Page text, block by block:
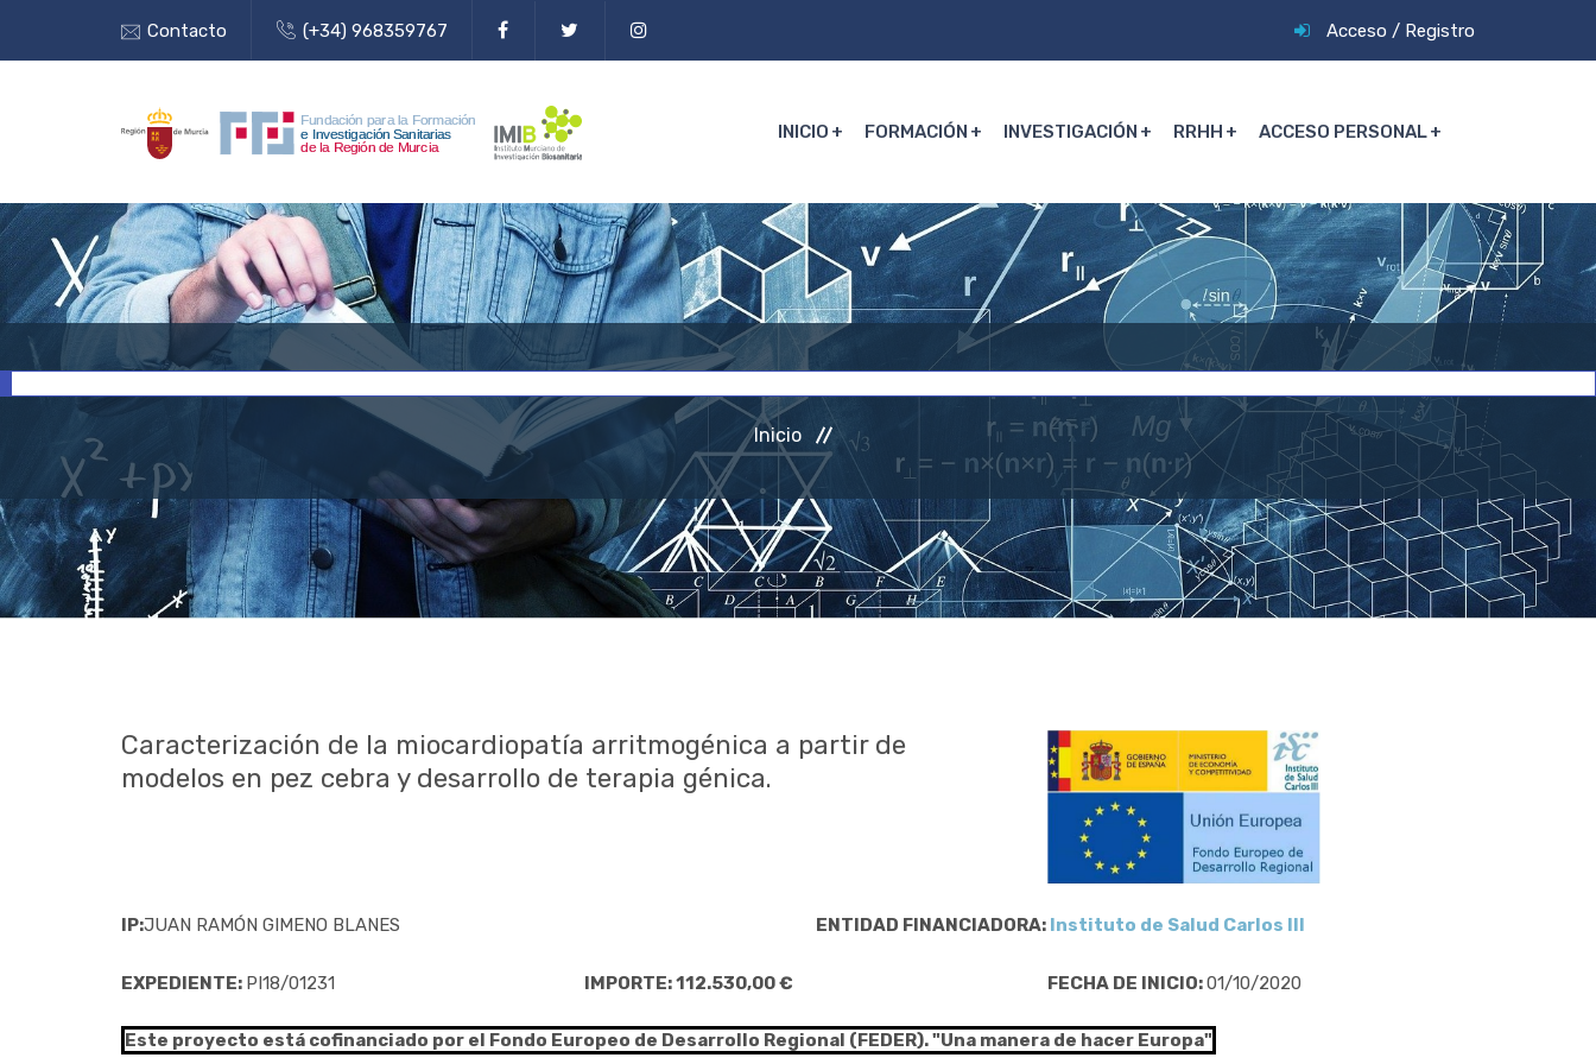
Contacto (+34) 968359767 Acceso / Registro
INICIO FORMACIÓN INVESTIGACIÓN RRHH ACCESO PERSONAL
Inicio
Caracterización de la miocardiopatía arritmogénica a partir de
modelos en pez cebra y desarrollo de terapia génica.
IP:JUAN RAMÓN GIMENO BLANES ENTIDAD FINANCIADORA: Instituto de Salud Carlos III
EXPEDIENTE: PI18/01231 IMPORTE: 112.530,00 € FECHA DE INICIO:01/10/2020
Este proyecto está cofinanciado por el Fondo Europeo de Desarrollo Regional (FEDER). "Una manera de hacer Europa"